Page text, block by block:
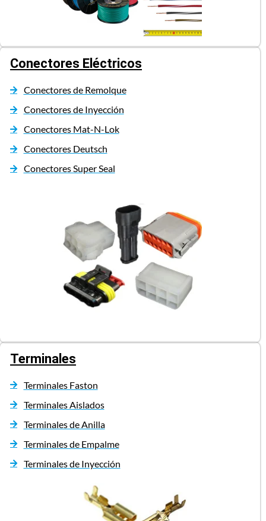
Conectores Eléctricos
Conectores de Remolque
Conectores de Inyección
Conectores Mat-N-Lok
Conectores Deutsch
Conectores Super Seal
Terminales
Terminales Faston
Terminales Aislados
Terminales de Anilla
Terminales de Empalme
Terminales de Inyección